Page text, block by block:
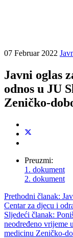
07 Februar 2022
Javni oglas
odnos u JU
Zeničko-
Preuzmi:
1. dokument
2. dokument
Prethodni članak:
Centar za djecu i
Sljedeći članak:
neodređeno vrijeme
medicinu Zeničko-